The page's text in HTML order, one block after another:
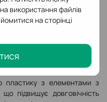
використання файлів
на сторінці
— такого самого, який
фізичних зусиль. Для
вам потрібно натискати на
13 кг. Для приготування
до 30 таких натискань.
пластику з елементами з
підвищує довговічність